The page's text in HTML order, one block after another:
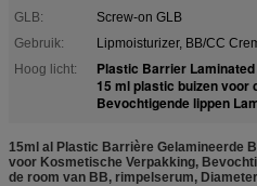
GLB:
Screw-on GLB
Gebruik:
Lipmoisturizer, BB/CC
Hoog licht:
Plastic Barrier Laminated
15 ml plastic buizen voor
Bevochtigende lippen
15ml al Plastic Barrière Gelamineerde
voor Kosmetische Verpakking,
de room van BB, rimpelserum,